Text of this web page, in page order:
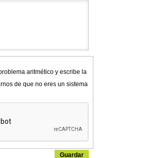
aritmético y escribe la
de que no eres un sistema